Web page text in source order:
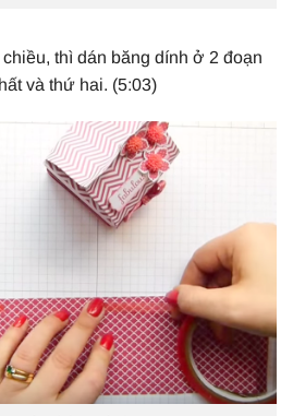
thì dán băng dính ở 2 đoạn
và thứ hai. (5:03)